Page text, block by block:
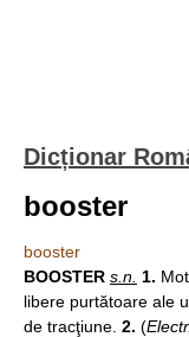
Dicționar
booster
booster
BOOSTER s.n. 1.
libere purtătoare ale
de tracţiune. 2. (